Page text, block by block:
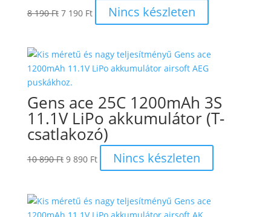
8 190Ft Original
8
190 Ft.
7 190 Ft Current
price
7
190 Ft.
Nincs készleten
Gens ace 25C 1200mAh 3S
11.1V LiPo akkumulátor (T-
csatlakozó)
10 890Ft Original
10
890 Ft.
9 890 Ft Current
price
890 Ft.
Nincs készleten